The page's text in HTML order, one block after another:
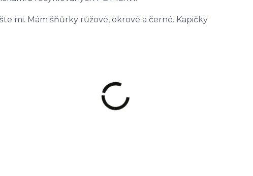
mi. Mám šňůrky růžové, okrové a černé. Kapičky